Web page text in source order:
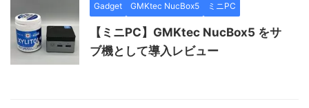
Gadget GMKtec NucBox5 ミニPC
【ミニPC】GMKtec NucBox5 をサ
ブ機として導入レビュー